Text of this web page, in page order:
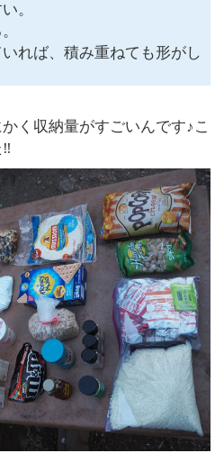
。
れば、積み重ねても形がし
く収納量がすごいんです♪こ